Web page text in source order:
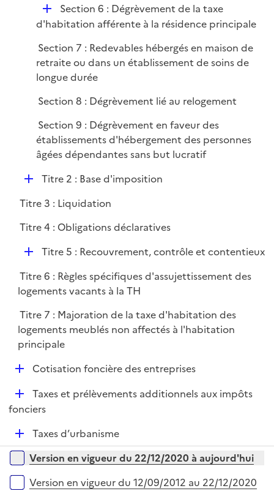
D
é
l
i
e
r
Section 6 : Dégrèvement de la taxe
d'habitation afférente à la résidence principale
Section 7 : Redevables hébergés en maison de
retraite ou dans un établissement de soins de
longue durée
Section 8 : Dégrèvement lié au relogement
Section 9 : Dégrèvement en faveur des
établissements d'hébergement des personnes
âgées dépendantes sans but lucratif
D
p
l
Titre 2 : Base d'imposition
Titre 3 : Liquidation
Titre 4 : Obligations déclaratives
D
p
l
i
e
r
Titre 5 : Recouvrement, contrôle et contentieux
Titre 6 : Règles spécifiques d'assujettissement des
logements vacants à la TH
Titre 7 : Majoration de la taxe d'habitation des
logements meublés non affectés à l'habitation
principale
D
l
r
Cotisation foncière des entreprises
D
é
e
r
Taxes et prélèvements additionnels aux impôts
fonciers
D
é
p
Taxes d’urbanisme
Versions sur la période
Version en vigueur du 22/12/2020 à aujourd'hui
Version en vigueur du 12/09/2012 au 22/12/2020